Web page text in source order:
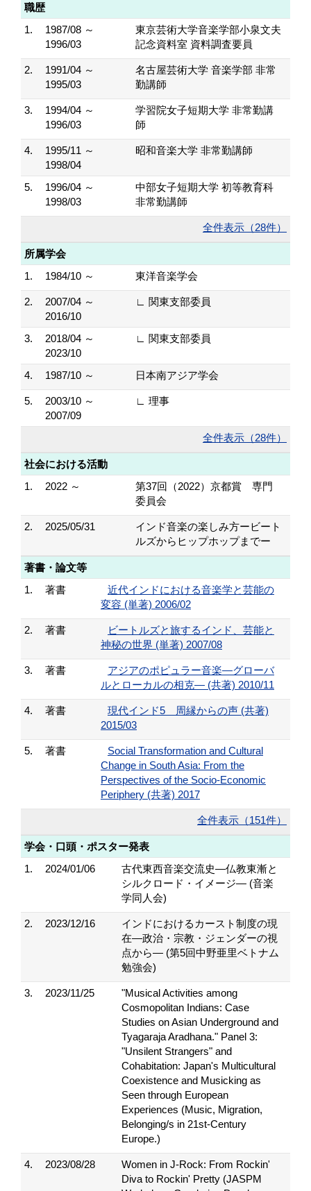
職歴
1.
1987/08 ～
1996/03
東京芸術大学音楽学部小泉文夫
記念資料室 資料調査要員
2.
1991/04 ～
1995/03
名古屋芸術大学 音楽学部 非常
勤講師
3.
1994/04 ～
1996/03
学習院女子短期大学 非常勤講
師
4.
1995/11 ～
1998/04
昭和音楽大学 非常勤講師
5.
1996/04 ～
1998/03
中部女子短期大学 初等教育科
非常勤講師
全件表示（28件）
所属学会
1.
1984/10 ～ 東洋音楽学会
2.
2007/04 ～
2016/10
∟ 関東支部委員
3.
2018/04 ～
2023/10
∟ 関東支部委員
4. 1987/10 ～ 日本南アジア学会
5.
2003/10 ～
2007/09
∟ 理事
全件表示（28件）
社会における活動
1.
2022 ～
第37回（2022）京都賞 専門
委員会
2. 2025/05/31
インド音楽の楽しみ方ービート
ルズからヒップホップまでー
著書・論文等
1.
著書
近代インドにおける音楽学と芸能の
変容 (単著) 2006/02
2. 著書
ビートルズと旅するインド、芸能と
神秘の世界 (単著) 2007/08
3. 著書
アジアのポピュラー音楽―グローバ
ルとローカルの相克― (共著) 2010/11
4. 著書
現代インド5 周縁からの声 (共著)
2015/03
5. 著書
Social Transformation and Cultural
Change in South Asia: From the
Perspectives of the Socio-Economic
Periphery (共著) 2017
全件表示（151件）
学会・口頭・ポスター発表
1.
2024/01/06
古代東西音楽交流史―仏教東漸と
シルクロード・イメージ― (音楽
学同人会)
2. 2023/12/16
インドにおけるカースト制度の現
在―政治・宗教・ジェンダーの視
点から― (第5回中野亜里ベトナム
勉強会)
3. 2023/11/25
"Musical Activities among
Cosmopolitan Indians: Case
Studies on Asian Underground and
Tyagaraja Aradhana." Panel 3:
"Unsilent Strangers" and
Cohabitation: Japan's Multicultural
Coexistence and Musicking as
Seen through European
Experiences (Music, Migration,
Belonging/s in 21st-Century
Europe.)
4. 2023/08/28
Women in J-Rock: From Rockin'
Diva to Rockin' Pretty (JASPM